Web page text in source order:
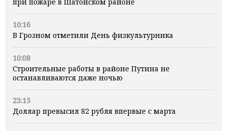
10:16
В Грозном отметили День физкультурника
10:08
Строительные работы в районе Путина не
останавливаются даже ночью
23:15
Доллар превысил 82 рубля впервые с марта